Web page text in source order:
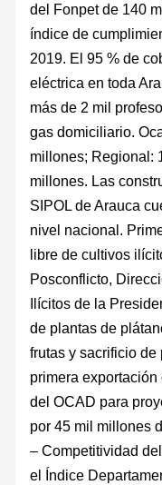
del Fonpet de 140
índice de
2019. El 95 % de
eléctrica en toda
más de 2 mil
gas domiciliario.
millones; Regional:
millones. Las
SIPOL de Arauca
nivel nacional.
libre de cultivos
Posconflicto,
Ilícitos de la
de plantas de
frutas y sacrificio de
primera
del OCAD para
por 45 mil millones
– Competitividad
el Índice